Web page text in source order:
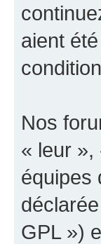
aient
Nos
« leur »,
équipes
GPL »)